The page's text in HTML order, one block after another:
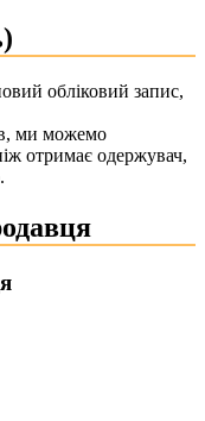
обліковий запис,
ми можемо
отримає одержувач,